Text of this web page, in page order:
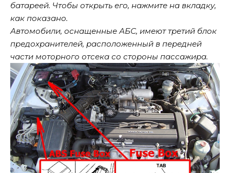
батареей. Чтобы открыть его, нажмите на вкладку,
как показано.
Автомобили, оснащенные АБС, имеют третий блок
предохранителей, расположенный в передней
части моторного отсека со стороны пассажира.